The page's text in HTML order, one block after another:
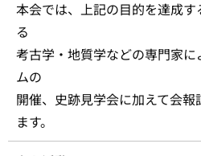
本会では、上記の目的を達成
る
考古学・地質学などの専門家
ムの
開催、史跡見学会に加えて会
ます。